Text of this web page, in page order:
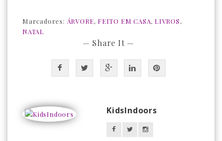
Marcadores: ÁRVORE, FEITO EM CASA, LIVROS,
NATAL
— Share It —
KidsIndoors